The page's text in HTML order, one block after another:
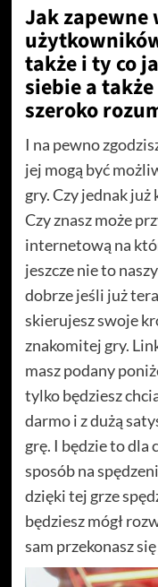
Jak
także i ty co
siebie a
szeroko
I na pewno
jej mogą być
gry. Czy jednak
Czy znasz może
internetową na
jeszcze nie to
dobrze jeśli już
skierujesz swoje
znakomitej gry.
masz podany
tylko będziesz
darmo i z dużą
grę. I będzie to dla
sposób na
dzięki tej grze
będziesz mógł
sam przekonasz